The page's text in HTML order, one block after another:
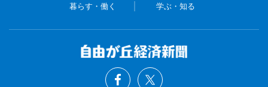
暮らす・働く 学ぶ・知る